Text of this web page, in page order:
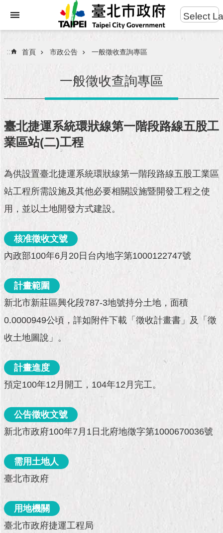
進
搜
民
服
務
市
府
團
隊
政
公
告
施
政
願
及
成
市
政
館
臺
北
動
主
題
Select
::: 首頁 市政公告 一般徵收查詢專區
一般徵收查詢專區
臺北捷運系統環狀線第一階段路線五股工
業區站(二)工程
為供設置臺北捷運系統環狀線第一階段路線五股工業區
站工程所需設施及其他必要相關設施暨開發工程之使
用，並以土地開發方式建設。
核准徵收文號
內政部100年6月20日台內地字第1000122747號
計畫範圍
新北市新莊區興化段787-3地號持分土地，面積
0.0000949公頃，詳如附件下載「徵收計畫書」及「徵
收土地圖說」。
計畫進度
預定100年12月開工，104年12月完工。
公告徵收文號
新北市政府100年7月1日北府地徵字第1000670036號
需用土地人
臺北市政府
用地機關
臺北市政府捷運工程局